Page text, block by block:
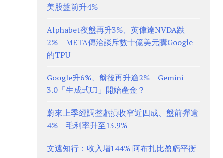
美股盤前升4%
Alphabet夜盤再升3%、英偉達NVDA跌
2% META傳洽談斥數十億美元購Google
的TPU
Google升6%、盤後再升逾2% Gemini
3.0「生成式UI」開始產金？
蔚來上季經調整虧損收窄近四成、盤前彈逾
4% 毛利率升至13.9%
文遠知行：收入增144% 阿布扎比盈虧平衡